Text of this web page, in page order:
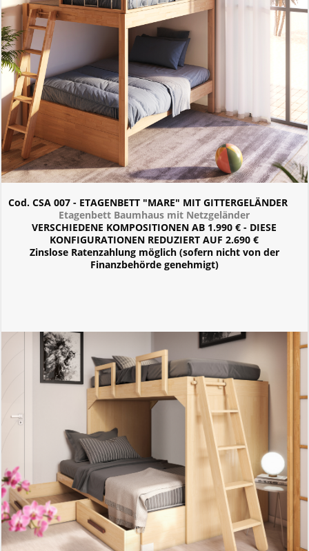
Cod. CSA 007 - ETAGENBETT "MARE" MIT GITTERGELÄNDER
Etagenbett Baumhaus mit Netzgeländer
VERSCHIEDENE KOMPOSITIONEN AB 1.990 € - DIESE
KONFIGURATIONEN REDUZIERT AUF 2.690 €
Zinslose Ratenzahlung möglich (sofern nicht von der
Finanzbehörde genehmigt)